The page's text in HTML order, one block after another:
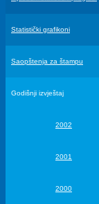
Statistički grafikoni
Saopštenja za štampu
Godišnji izvještaj
2002
2001
2000